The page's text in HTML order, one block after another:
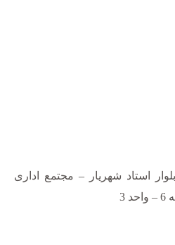
استاد شهریار – مجتمع اداری